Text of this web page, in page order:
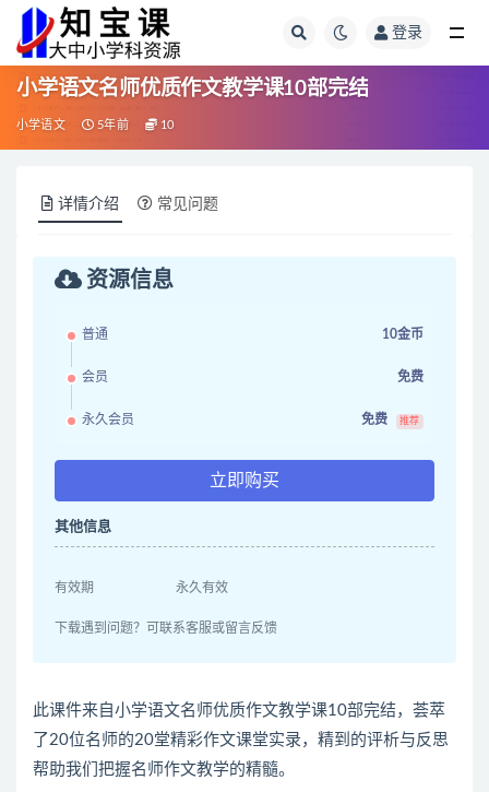
登录
小学语文名师优质作文教学课10部完结
小学语文 5年前 10
详情介绍 常见问题
资源信息
普通 10金币
会员 免费
永久会员 免费 推荐
立即购买
其他信息
有效期 永久有效
下载遇到问题？可联系客服或留言反馈
此课件来自小学语文名师优质作文教学课10部完结，荟萃
了20位名师的20堂精彩作文课堂实录，精到的评析与反思
帮助我们把握名师作文教学的精髓。
全部